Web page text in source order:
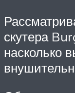
скутера
насколько